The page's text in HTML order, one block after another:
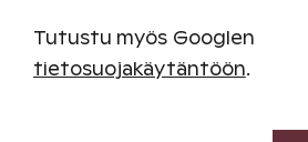
Tutustu myös Googlen
tietosuojakäytäntöön.